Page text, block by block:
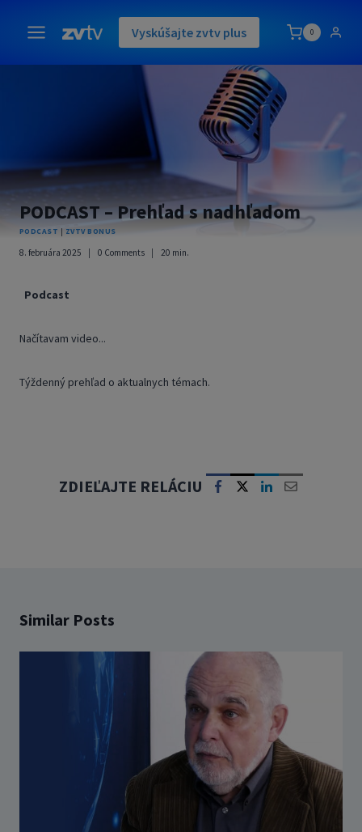
content
Vyskúšajte zvtv plus 0
PODCAST – Prehľad s nadhľadom
PODCAST | ZVTV BONUS
8. februára 2025 0 Comments 20 min.
Podcast
Načítavam video...
Týždenný prehľad o aktualnych témach.
ZDIEĽAJTE RELÁCIU
Similar Posts